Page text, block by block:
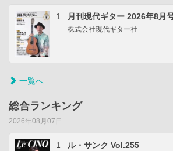
1 月刊現代ギター 2026年8月
株式会社現代ギター社
一覧へ
総合ランキング
2026年08月07日
1 ル・サンク Vol.255